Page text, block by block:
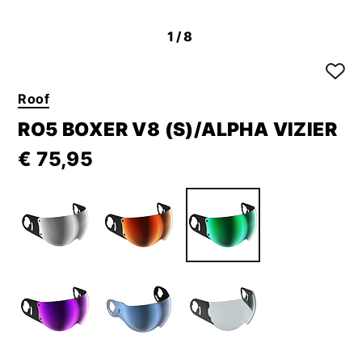
1 /8
Roof
RO5 BOXER V8 (S)/ALPHA VIZIER
€ 75,95